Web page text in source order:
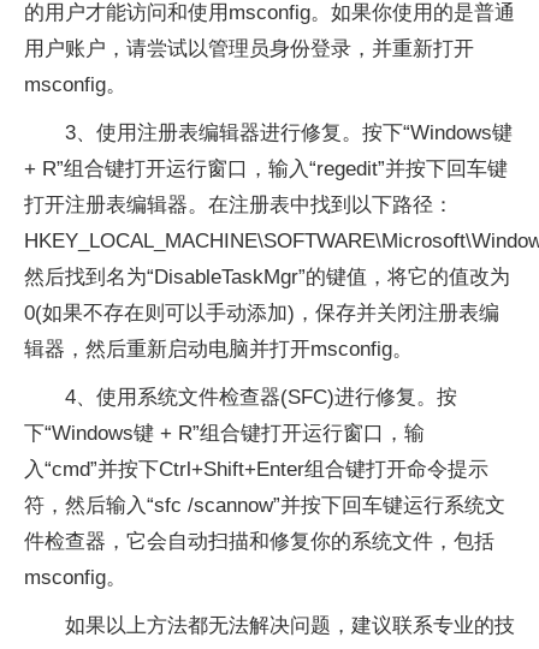
的用户才能访问和使用msconfig。如果你使用的是普通
用户账户，请尝试以管理员身份登录，并重新打开
msconfig。
3、使用注册表编辑器进行修复。按下“Windows键
+ R”组合键打开运行窗口，输入“regedit”并按下回车键
打开注册表编辑器。在注册表中找到以下路径：
然后找到名为“DisableTaskMgr”的键值，将它的值改为
0(如果不存在则可以手动添加)，保存并关闭注册表编
辑器，然后重新启动电脑并打开msconfig。
4、使用系统文件检查器(SFC)进行修复。按
下“Windows键 + R”组合键打开运行窗口，输
入“cmd”并按下Ctrl+Shift+Enter组合键打开命令提示
符，然后输入“sfc /scannow”并按下回车键运行系统文
件检查器，它会自动扫描和修复你的系统文件，包括
msconfig。
如果以上方法都无法解决问题，建议联系专业的技